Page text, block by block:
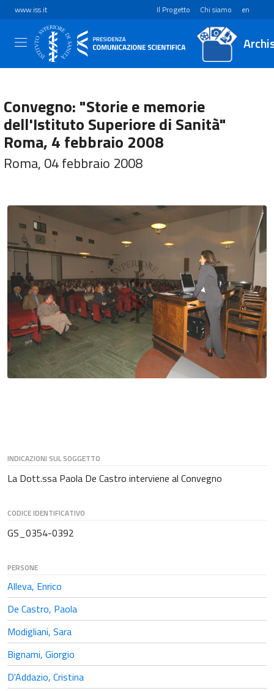
www.iss.it Il Progetto Chi siamo en
Convegno: "Storie e memorie
dell'Istituto Superiore di Sanità"
Roma, 4 febbraio 2008
Roma, 04 febbraio 2008
INDICAZIONI SUL SOGGETTO
La Dott.ssa Paola De Castro interviene al Convegno
CODICE IDENTIFICATIVO
GS_0354-0392
PERSONE
Alleva, Enrico
De Castro, Paola
Modigliani, Sara
Bignami, Giorgio
D'Addazio, Cristina